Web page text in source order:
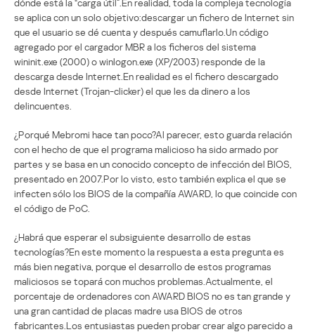
se aplica con un solo objetivo:descargar un fichero de Internet sin
que el usuario se dé cuenta y después camuflarlo.Un código
agregado por el cargador MBR a los ficheros del sistema
wininit.exe (2000) o winlogon.exe (XP/2003) responde de la
descarga desde Internet.En realidad es el fichero descargado
desde Internet (Trojan-clicker) el que les da dinero a los
delincuentes.
¿Porqué Mebromi hace tan poco?Al parecer, esto guarda relación
con el hecho de que el programa malicioso ha sido armado por
partes y se basa en un conocido concepto de infección del BIOS,
presentado en 2007.Por lo visto, esto también explica el que se
infecten sólo los BIOS de la compañía AWARD, lo que coincide con
el código de PoC.
¿Habrá que esperar el subsiguiente desarrollo de estas
tecnologías?En este momento la respuesta a esta pregunta es
más bien negativa, porque el desarrollo de estos programas
maliciosos se topará con muchos problemas.Actualmente, el
porcentaje de ordenadores con AWARD BIOS no es tan grande y
una gran cantidad de placas madre usa BIOS de otros
fabricantes.Los entusiastas pueden probar crear algo parecido a